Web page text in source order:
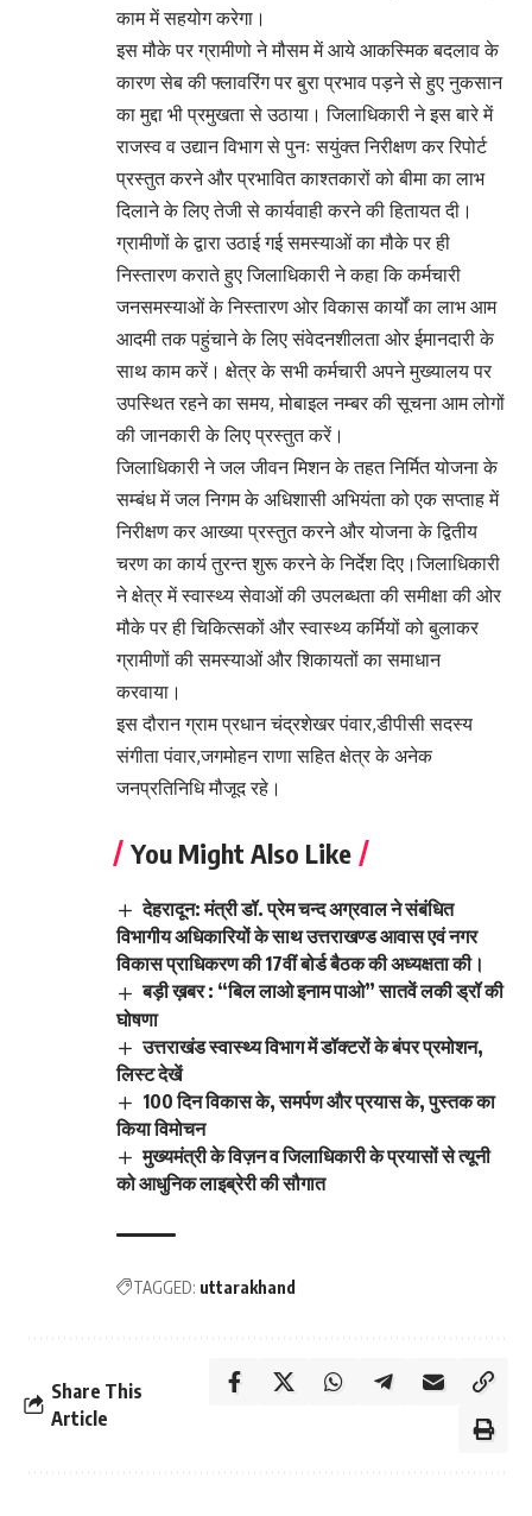
काम में सहयोग करेगा।
इस मौके पर ग्रामीणो ने मौसम में आये आकस्मिक बदलाव के
कारण सेब की फ्लावरिंग पर बुरा प्रभाव पड़ने से हुए नुकसान
का मुद्दा भी प्रमुखता से उठाया। जिलाधिकारी ने इस बारे में
राजस्व व उद्यान विभाग से पुनः सयुंक्त निरीक्षण कर रिपोर्ट
प्रस्तुत करने और प्रभावित काश्तकारों को बीमा का लाभ
दिलाने के लिए तेजी से कार्यवाही करने की हितायत दी।
ग्रामीणों के द्वारा उठाई गई समस्याओं का मौके पर ही
निस्तारण कराते हुए जिलाधिकारी ने कहा कि कर्मचारी
जनसमस्याओं के निस्तारण ओर विकास कार्यों का लाभ आम
आदमी तक पहुंचाने के लिए संवेदनशीलता ओर ईमानदारी के
साथ काम करें। क्षेत्र के सभी कर्मचारी अपने मुख्यालय पर
उपस्थित रहने का समय, मोबाइल नम्बर की सूचना आम लोगों
की जानकारी के लिए प्रस्तुत करें।
जिलाधिकारी ने जल जीवन मिशन के तहत निर्मित योजना के
सम्बंध में जल निगम के अधिशासी अभियंता को एक सप्ताह में
निरीक्षण कर आख्या प्रस्तुत करने और योजना के द्वितीय
चरण का कार्य तुरन्त शुरू करने के निर्देश दिए।जिलाधिकारी
ने क्षेत्र में स्वास्थ्य सेवाओं की उपलब्धता की समीक्षा की ओर
मौके पर ही चिकित्सकों और स्वास्थ्य कर्मियों को बुलाकर
ग्रामीणों की समस्याओं और शिकायतों का समाधान
करवाया।
इस दौरान ग्राम प्रधान चंद्रशेखर पंवार,डीपीसी सदस्य
संगीता पंवार,जगमोहन राणा सहित क्षेत्र के अनेक
जनप्रतिनिधि मौजूद रहे।
You Might Also Like
देहरादून: मंत्री डॉ. प्रेम चन्द अग्रवाल ने संबंधित
विभागीय अधिकारियों के साथ उत्तराखण्ड आवास एवं नगर
विकास प्राधिकरण की 17वीं बोर्ड बैठक की अध्यक्षता की।
बड़ी ख़बर : “बिल लाओ इनाम पाओ” सातवें लकी ड्रॉ की
घोषणा
उत्तराखंड स्वास्थ्य विभाग में डॉक्टरों के बंपर प्रमोशन,
लिस्ट देखें
100 दिन विकास के, समर्पण और प्रयास के, पुस्तक का
किया विमोचन
मुख्यमंत्री के विज़न व जिलाधिकारी के प्रयासों से त्यूनी
को आधुनिक लाइब्रेरी की सौगात
TAGGED: uttarakhand
Share This
Article